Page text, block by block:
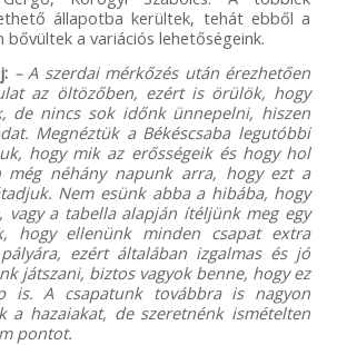
állapotba kerültek, tehát ebből a
a variációs lehetőségeink.
– A szerdai mérkőzés után érezhetően
az öltözőben, ezért is örülök, hogy
de nincs sok időnk ünnepelni, hiszen
Megnéztük a Békéscsaba legutóbbi
hogy mik az erősségeik és hogy hol
még néhány napunk arra, hogy ezt a
Nem esünk abba a hibába, hogy
vagy a tabella alapján ítéljünk meg egy
hogy ellenünk minden csapat extra
ezért általában izgalmas és jó
játszani, biztos vagyok benne, hogy ez
is. A csapatunk továbbra is nagyon
a hazaiakat, de szeretnénk ismételten
pontot.